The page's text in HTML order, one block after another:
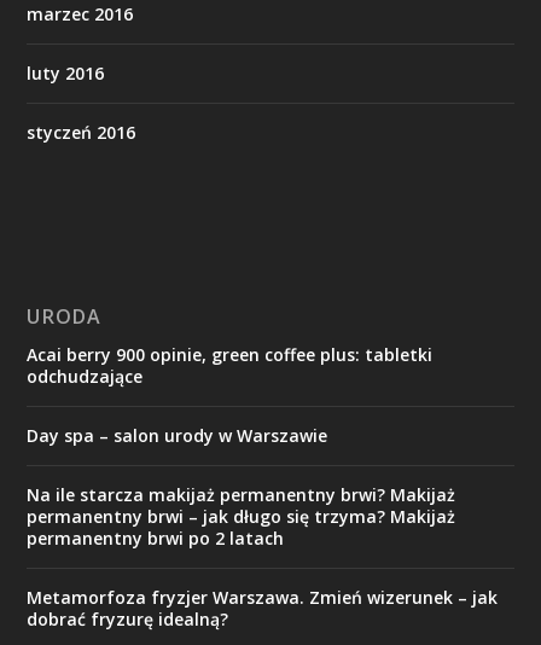
marzec 2016
luty 2016
styczeń 2016
URODA
Acai berry 900 opinie, green coffee plus: tabletki
odchudzające
Day spa – salon urody w Warszawie
Na ile starcza makijaż permanentny brwi? Makijaż
permanentny brwi – jak długo się trzyma? Makijaż
permanentny brwi po 2 latach
Metamorfoza fryzjer Warszawa. Zmień wizerunek – jak
dobrać fryzurę idealną?